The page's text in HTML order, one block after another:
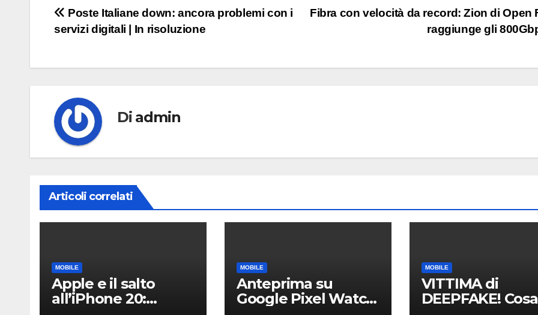
Navigazione
articoli
Fibra con velocità da record: Zion di Open
raggiunge gli
Poste Italiane down: ancora problemi con i
servizi digitali | In risoluzione
Di admin
Articoli correlati
MOBILE
Apple e il salto
all’iPhone 20:
MOBILE
Anteprima su
Google Pixel Watch
MOBILE
VITTIMA di
DEEPFAKE!